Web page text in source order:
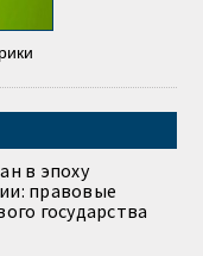
в эпоху
правовые
государства